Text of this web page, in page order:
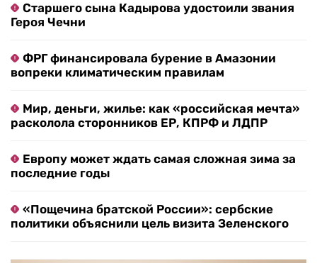
Старшего сына Кадырова удостоили звания
Героя Чечни
ФРГ финансировала бурение в Амазонии
вопреки климатическим правилам
Мир, деньги, жилье: как «российская мечта»
расколола сторонников ЕР, КПРФ и ЛДПР
Европу может ждать самая сложная зима за
последние годы
«Пощечина братской России»: сербские
политики объяснили цель визита Зеленского